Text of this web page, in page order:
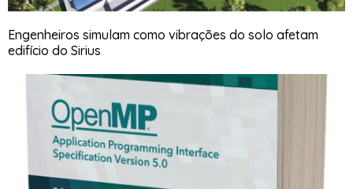
Engenheiros simulam como vibrações do solo afetam
edifício do Sirius